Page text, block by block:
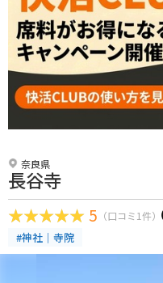
奈良県
長谷寺
5 （口コミ1件）
#神社｜寺院